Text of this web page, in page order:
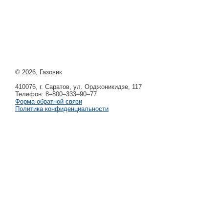
© 2026, Газовик
410076, г. Саратов, ул. Орджоникидзе, 117
Телефон: 8–800–333–90–77
Форма обратной связи
Политика конфиденциальности